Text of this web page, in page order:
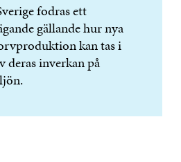
fodras ett
gällande hur nya
kan tas i
deras inverkan på